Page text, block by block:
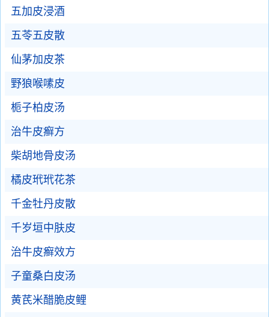
五加皮浸酒
五苓五皮散
仙茅加皮茶
野狼喉嗉皮
栀子柏皮汤
治牛皮癣方
柴胡地骨皮汤
橘皮玳玳花茶
千金牡丹皮散
千岁垣中肤皮
治牛皮癣效方
子童桑白皮汤
黄芪米醋脆皮鲤